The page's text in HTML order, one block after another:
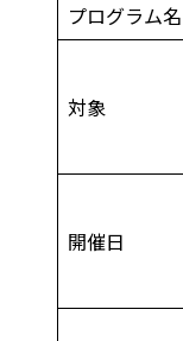
プログラム名
対象
開催日